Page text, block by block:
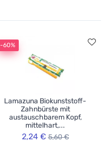
-60%
Lamazuna Biokunststoff-
Zahnbürste mit
austauschbarem Kopf,
mittelhart,...
2,24 € 5,60 €